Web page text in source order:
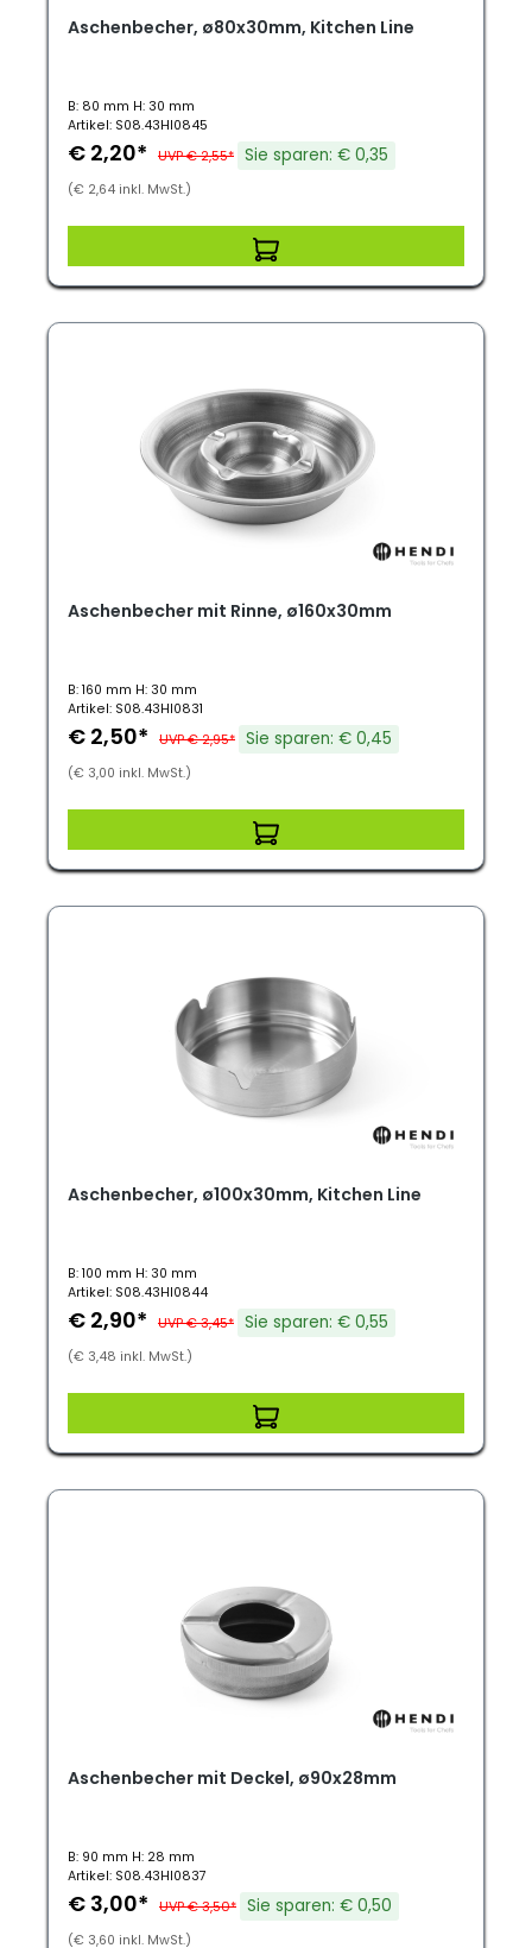
Aschenbecher, ø80x30mm, Kitchen Line
B: 80 mm H: 30 mm
Artikel: S08.43HI0845
€ 2,20* UVP € 2,55* Sie sparen: € 0,35
(€ 2,64 inkl. MwSt.)
Aschenbecher mit Rinne, ø160x30mm
B: 160 mm H: 30 mm
Artikel: S08.43HI0831
€ 2,50* UVP € 2,95* Sie sparen: € 0,45
(€ 3,00 inkl. MwSt.)
Aschenbecher, ø100x30mm, Kitchen Line
B: 100 mm H: 30 mm
Artikel: S08.43HI0844
€ 2,90* UVP € 3,45* Sie sparen: € 0,55
(€ 3,48 inkl. MwSt.)
Aschenbecher mit Deckel, ø90x28mm
B: 90 mm H: 28 mm
Artikel: S08.43HI0837
€ 3,00* UVP € 3,50* Sie sparen: € 0,50
(€ 3,60 inkl. MwSt.)